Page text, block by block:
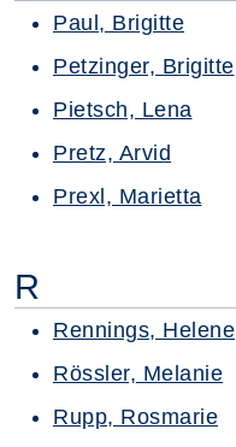
Paul, Brigitte
Petzinger, Brigitte
Pietsch, Lena
Pretz, Arvid
Prexl, Marietta
R
Rennings, Helene
Rössler, Melanie
Rupp, Rosmarie